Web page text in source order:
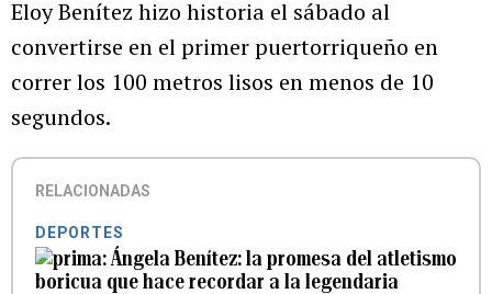
Eloy Benítez hizo historia el sábado al
convertirse en el primer puertorriqueño en
correr los 100 metros lisos en menos de 10
segundos.
RELACIONADAS
DEPORTES
Ángela Benítez: la promesa del atletismo
boricua que hace recordar a la legendaria